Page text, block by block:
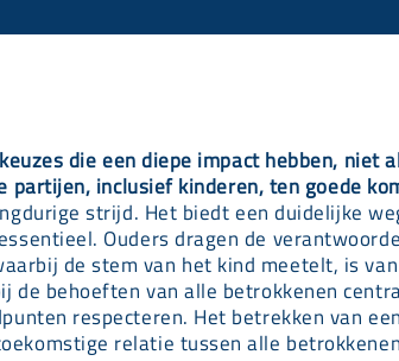
die een diepe impact hebben, niet
partijen, inclusief kinderen, ten goede
strijd. Het biedt een duidelijke
Ouders dragen de
de stem van het kind meetelt, is
de behoeften van alle betrokkenen
respecteren. Het betrekken van
relatie tussen alle